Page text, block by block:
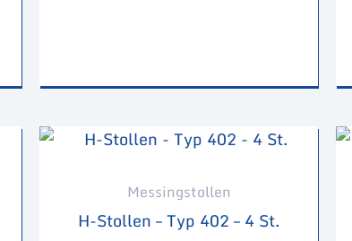
Messingstollen
H-Stollen – Typ 402 – 4 St.